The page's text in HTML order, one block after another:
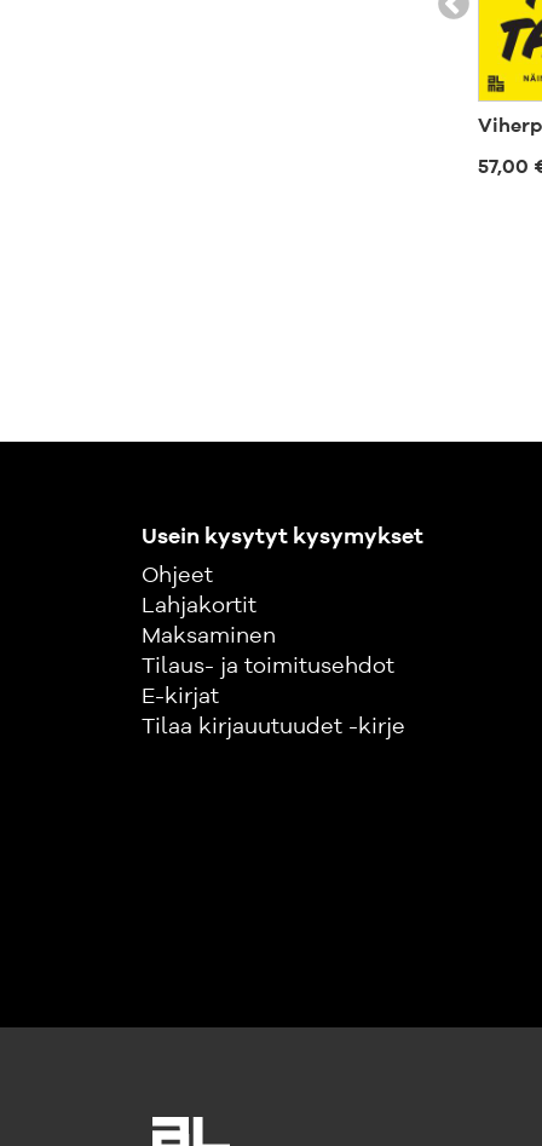
57,00
Usein kysytyt kysymykset
Ohjeet
Lahjakortit
Maksaminen
Tilaus- ja toimitusehdot
E-kirjat
Tilaa kirjauutuudet -kirje